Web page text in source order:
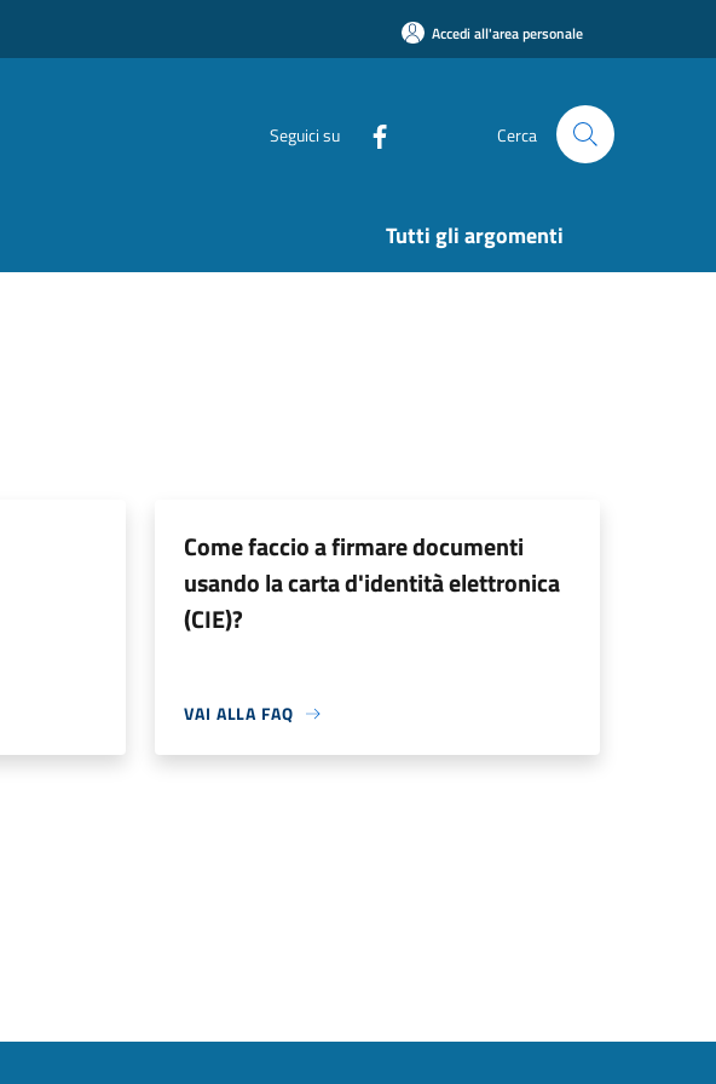
Accedi all'area personale
Seguici su Cerca
Tutti gli argomenti
Come faccio a firmare documenti
usando la carta d'identità elettronica
(CIE)?
VAI ALLA FAQ